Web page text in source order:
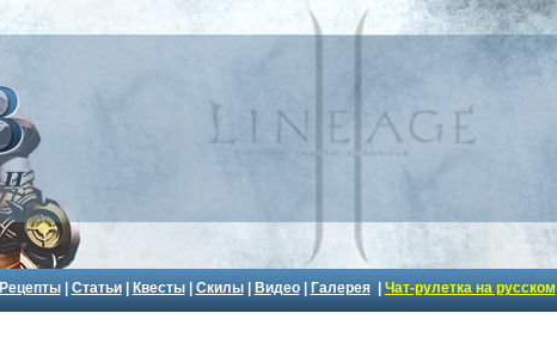
Рецепты| Статьи| Квесты| Скилы| Видео| Галерея| Чат-рулетка на русском